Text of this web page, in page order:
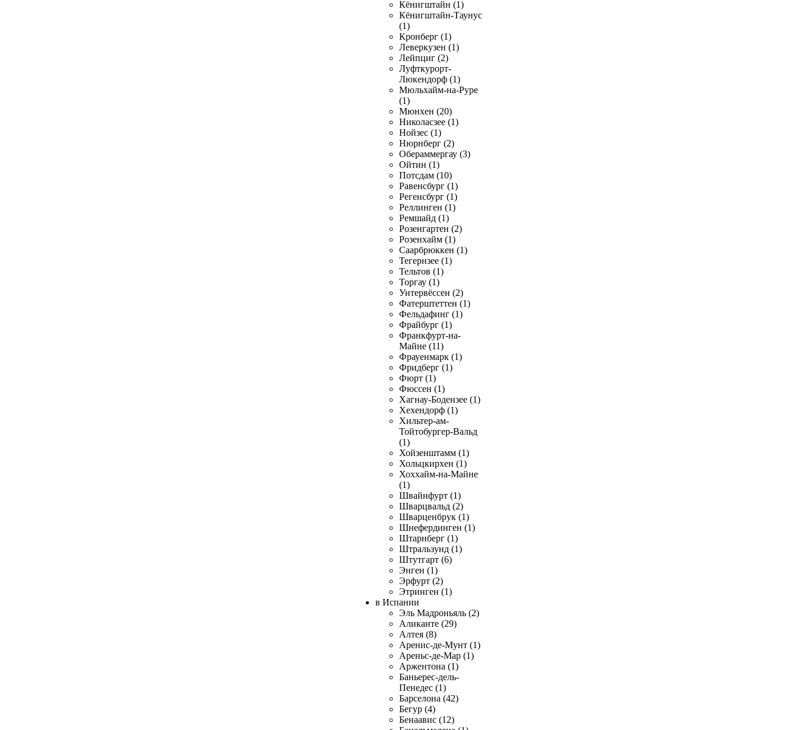
Кёнигштайн (1)
Кёнигштайн-Таунус
(1)
Кронберг (1)
Леверкузен (1)
Лейпциг (2)
Луфткурорт-
Люкендорф (1)
Мюльхайм-на-Руре
(1)
Мюнхен (20)
Николасзее (1)
Нойзес (1)
Нюрнберг (2)
Обераммергау (3)
Ойтин (1)
Потсдам (10)
Равенсбург (1)
Регенсбург (1)
Реллинген (1)
Ремшайд (1)
Розенгартен (2)
Розенхайм (1)
Саарбрюккен (1)
Тегернзее (1)
Тельтов (1)
Торгау (1)
Унтервёссен (2)
Фатерштеттен (1)
Фельдафинг (1)
Фрайбург (1)
Франкфурт-на-
Майне (11)
Фрауенмарк (1)
Фридберг (1)
Фюрт (1)
Фюссен (1)
Хагнау-Бодензее (1)
Хехендорф (1)
Хильтер-ам-
Тойтобургер-Вальд
(1)
Хойзенштамм (1)
Хольцкирхен (1)
Хоххайм-на-Майне
(1)
Швайнфурт (1)
Шварцвальд (2)
Шварценбрук (1)
Шнефердинген (1)
Штарнберг (1)
Штральзунд (1)
Штутгарт (6)
Энген (1)
Эрфурт (2)
Этринген (1)
в Испании
Эль Мадроньяль (2)
Аликанте (29)
Алтея (8)
Аренис-де-Мунт (1)
Ареньс-де-Мар (1)
Аржентона (1)
Баньерес-дель-
Пенедес (1)
Барселона (42)
Бегур (4)
Бенаавис (12)